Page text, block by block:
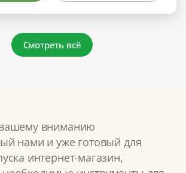
Смотреть всё
вниманию
нами и уже готовый для
интернет-магазин,